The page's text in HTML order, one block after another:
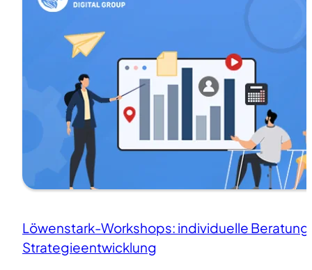
Löwenstark-Workshops: individuelle Beratung
Strategieentwicklung